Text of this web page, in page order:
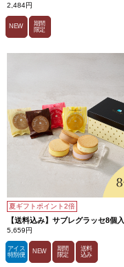
2,484円
NEW
期間
限定
夏ギフトポイント2倍
【送料込み】サブレグラッセ8個入
5,659円
アイス
特別便
NEW
期間
限定
送料
込み